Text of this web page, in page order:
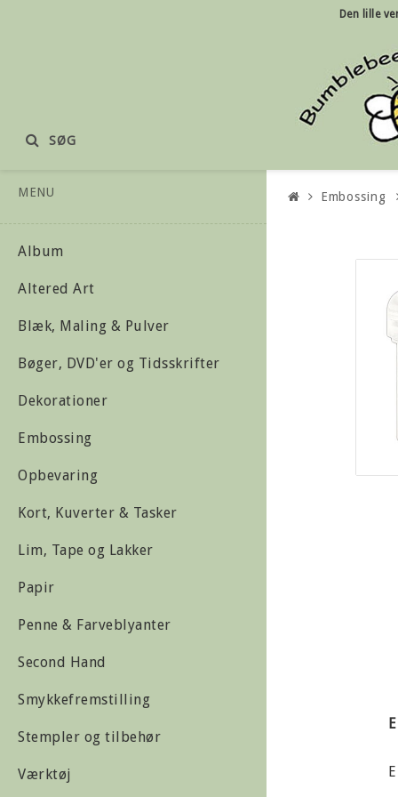
Den lille
SØG
MENU
Album
Altered Art
Blæk, Maling & Pulver
Bøger, DVD'er og Tidsskrifter
Dekorationer
Embossing
Opbevaring
Kort, Kuverter & Tasker
Lim, Tape og Lakker
Papir
Penne & Farveblyanter
Second Hand
Smykkefremstilling
Stempler og tilbehør
Værktøj
Embossing